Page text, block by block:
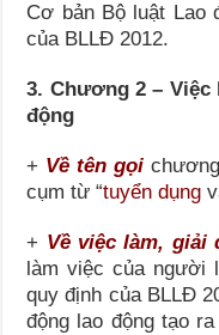
Cơ bản Bộ luật Lao
của BLLĐ 2012.
3. Chương 2 – Việc
động
+ Về tên gọi
cụm từ “tuyển dụng
+ Về việc làm, giải
làm việc của người
quy định của BLLĐ
động lao động tạo